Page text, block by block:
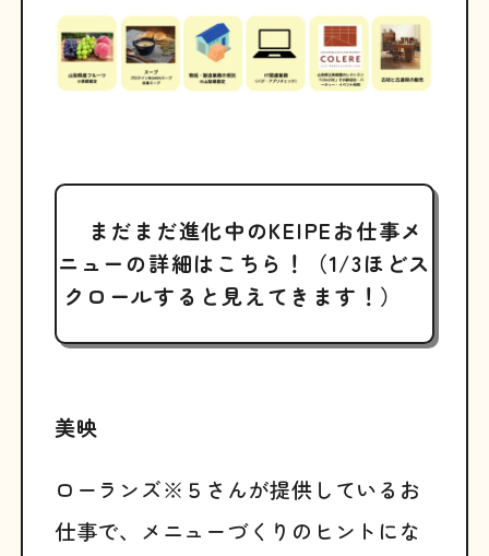
まだまだ進化中のKEIPEお仕事メ
ニューの詳細はこちら！（1/3ほどス
クロールすると見えてきます！）
美映
ローランズ※５さんが提供しているお
仕事で、メニューづくりのヒントにな